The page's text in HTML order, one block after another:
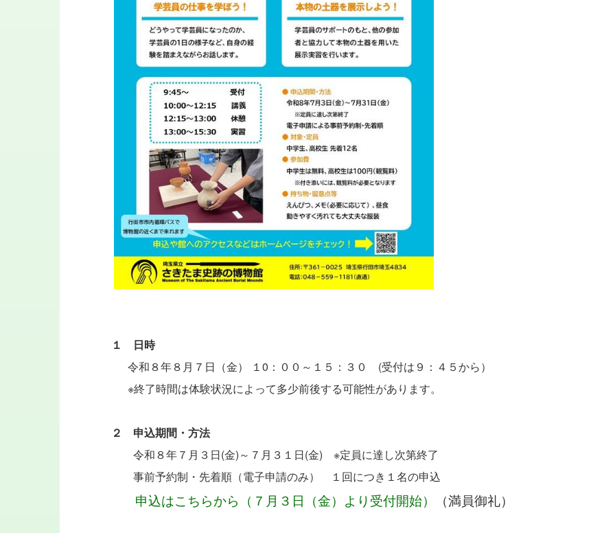
１ 日時
令和８年８月７日（金） １0：００～１５：３０ (受付は９：４５から）
※終了時間は体験状況によって多少前後する可能性があります。
２ 申込期間・方法
令和８年７月３日(金)～７月３１日(金) ※定員に達し次第終了
事前予約制・先着順（電子申請のみ） １回につき１名の申込
申込はこちらから（７月３日（金）より受付開始） （満員御礼）